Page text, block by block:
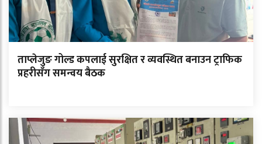
ताप्लेजुङ गोल्ड कपलाई सुरक्षित र व्यवस्थित बनाउन ट्राफिक
प्रहरीसँग समन्वय बैठक